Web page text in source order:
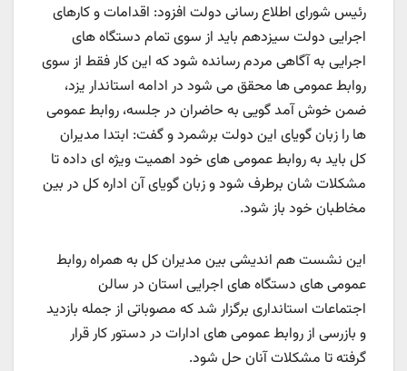
رئیس شورای اطلاع رسانی دولت افزود: اقدامات و کارهای
اجرایی دولت سیزدهم باید از سوی تمام دستگاه های
اجرایی به آگاهی مردم رسانده شود که این کار فقط از سوی
روابط عمومی ها محقق می شود در ادامه استاندار یزد،
ضمن خوش آمد گویی به حاضران در جلسه، روابط عمومی
ها را زبان گویای این دولت برشمرد و گفت: ابتدا مدیران
کل باید به روابط عمومی های خود اهمیت ویژه ای داده تا
مشکلات شان برطرف شود و زبان گویای آن اداره کل در بین
مخاطبان خود باز شود.
این نشست هم اندیشی بین مدیران کل به همراه روابط
عمومی های دستگاه های اجرایی استان در سالن
اجتماعات استانداری برگزار شد که مصوباتی از جمله بازدید
و بازرسی از روابط عمومی های ادارات در دستور کار قرار
گرفته تا مشکلات آنان حل شود.